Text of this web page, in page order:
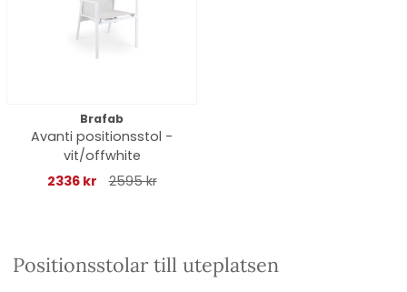
Brafab
Avanti positionsstol -
vit/offwhite
2336 kr
2595 kr
Positionsstolar till uteplatsen